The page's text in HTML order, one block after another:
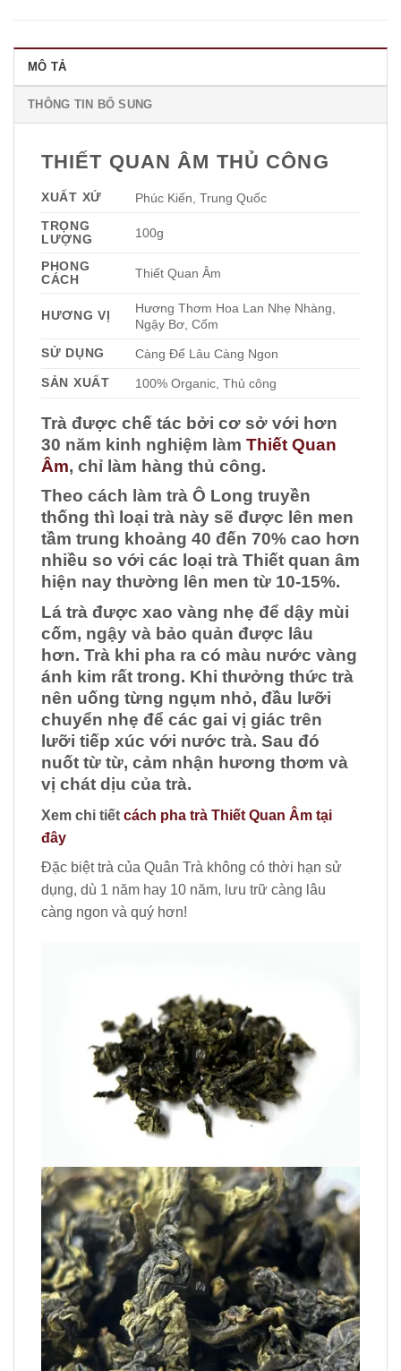
MÔ TẢ
THÔNG TIN BỔ SUNG
THIẾT QUAN ÂM THỦ CÔNG
XUẤT XỨ
Phúc Kiến, Trung Quốc
TRỌNG
LƯỢNG
100g
PHONG
CÁCH
Thiết Quan Âm
HƯƠNG VỊ
Hương Thơm Hoa Lan Nhẹ Nhàng,
Ngậy Bơ, Cốm
SỬ DỤNG
Càng Để Lâu Càng Ngon
SẢN XUẤT
100% Organic, Thủ công
Trà được chế tác bởi cơ sở với hơn
30 năm kinh nghiệm làm Thiết Quan
Âm, chỉ làm hàng thủ công.
Theo cách làm trà Ô Long truyền
thống thì loại trà này sẽ được lên men
tầm trung khoảng 40 đến 70% cao hơn
nhiều so với các loại trà Thiết quan âm
hiện nay thường lên men từ 10-15%.
Lá trà được xao vàng nhẹ để dậy mùi
cốm, ngậy và bảo quản được lâu
hơn. Trà khi pha ra có màu nước vàng
ánh kim rất trong. Khi thưởng thức trà
nên uống từng ngụm nhỏ, đầu lưỡi
chuyển nhẹ để các gai vị giác trên
lưỡi tiếp xúc với nước trà. Sau đó
nuốt từ từ, cảm nhận hương thơm và
vị chát dịu của trà.
Xem chi tiết cách pha trà Thiết Quan Âm tại
đây
Đặc biệt trà của Quân Trà không có thời hạn sử
dụng, dù 1 năm hay 10 năm, lưu trữ càng lâu
càng ngon và quý hơn!